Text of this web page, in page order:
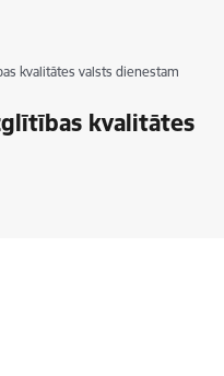
kvalitātes valsts dienestam
kvalitātes